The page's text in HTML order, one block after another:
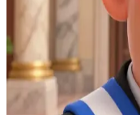
Мер Андре